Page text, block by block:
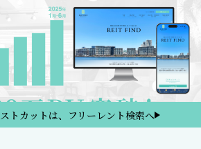
トカットは、フリーレント検索へ